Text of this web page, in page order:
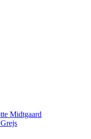
Midtgaard